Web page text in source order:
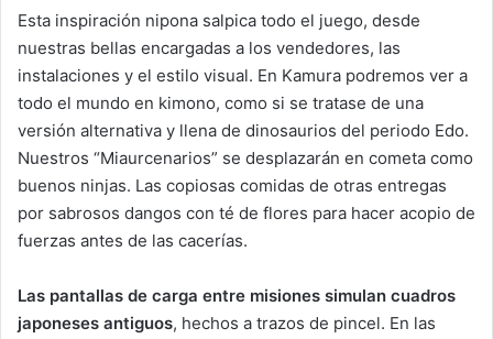
Esta inspiración nipona salpica todo el juego, desde
nuestras bellas encargadas a los vendedores, las
instalaciones y el estilo visual. En Kamura podremos ver a
todo el mundo en kimono, como si se tratase de una
versión alternativa y llena de dinosaurios del periodo Edo.
Nuestros “Miaurcenarios” se desplazarán en cometa como
buenos ninjas. Las copiosas comidas de otras entregas
por sabrosos dangos con té de flores para hacer acopio de
fuerzas antes de las cacerías.
Las pantallas de carga entre misiones simulan cuadros
japoneses antiguos, hechos a trazos de pincel. En las